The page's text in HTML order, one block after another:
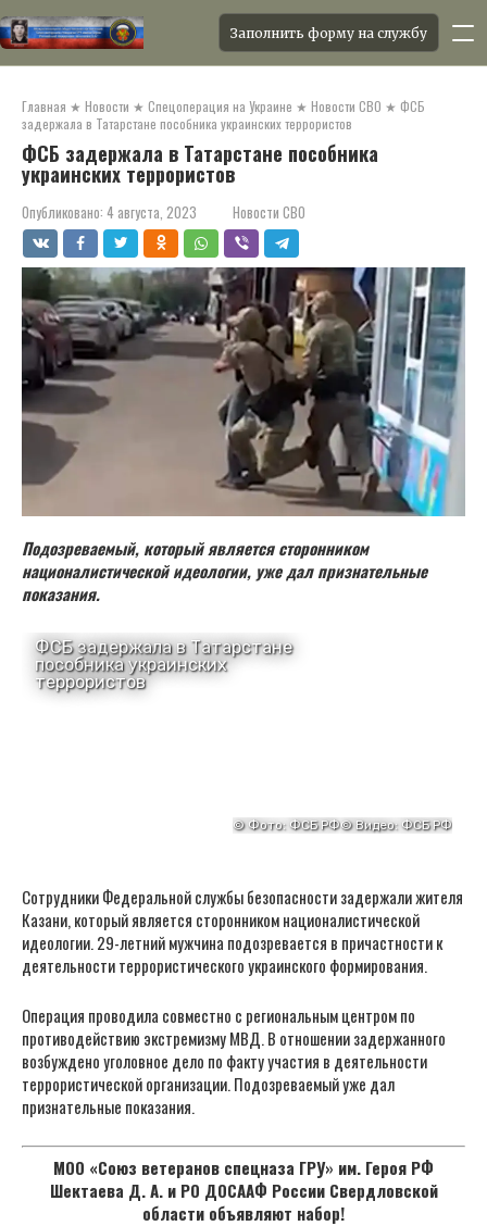
контенту
Заполнить форму на службу
Главная ★ Новости ★ Спецоперация на Украине ★ Новости СВО ★ ФСБ
задержала в Татарстане пособника украинских террористов
ФСБ задержала в Татарстане пособника
украинских террористов
Опубликовано: 4 августа, 2023 Новости СВО
Подозреваемый, который является сторонником
националистической идеологии, уже дал признательные
показания.
Сотрудники Федеральной службы безопасности задержали жителя
Казани, который является сторонником националистической
идеологии. 29-летний мужчина подозревается в причастности к
деятельности террористического украинского формирования.
Операция проводила совместно с региональным центром по
противодействию экстремизму МВД. В отношении задержанного
возбуждено уголовное дело по факту участия в деятельности
террористической организации. Подозреваемый уже дал
признательные показания.
МОО «Союз ветеранов спецназа ГРУ» им. Героя РФ
Шектаева Д. А. и РО ДОСААФ России Свердловской
области объявляют набор!